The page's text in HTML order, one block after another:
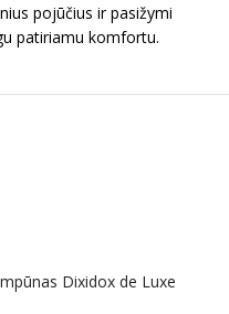
pojūčius ir pasižymi
patiriamu komfortu.
Dixidox de Luxe